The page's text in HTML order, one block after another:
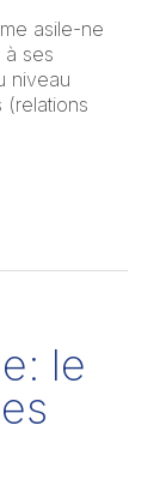
asile-ne
à ses
niveau
(relations
le